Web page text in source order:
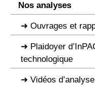
Nos analyses
Ouvrages et
Plaidoyer
technologique
Vidéos d’analyse